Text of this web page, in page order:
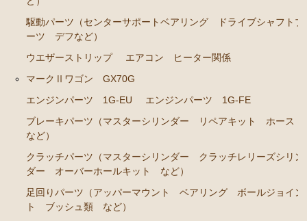
エンジンパーツ 4T-GTEU
エンジンパーツ 4A-GEU
エンジンパーツ（マウント 他）
排気パーツ（Exhaust Parts）
ブレーキパーツ（マスターシリンダー リペアキッ
ト ホース など）
クラッチパーツ（マスターシリンダー クラッチレリ
ーズシリンダー オーバーホールキット など）
駆動パーツ（センターサポートベアリング ドライブシャフトブ
ーツ デフなど）
ウエザーストリップ
エアコン ヒーター関係
マークⅡワゴン GX70G
エンジンパーツ 1G-EU
エンジンパーツ 1G-FE
ブレーキパーツ（マスターシリンダー リペアキット ホース
など）
クラッチパーツ（マスターシリンダー クラッチレリーズシリン
ダー オーバーホールキット など）
足回りパーツ（アッパーマウント ベアリング ボールジョイン
ト ブッシュ類 など）